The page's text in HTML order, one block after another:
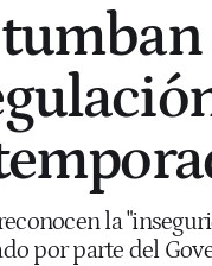
la
por parte del